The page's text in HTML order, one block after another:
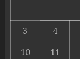
3
4
10
11